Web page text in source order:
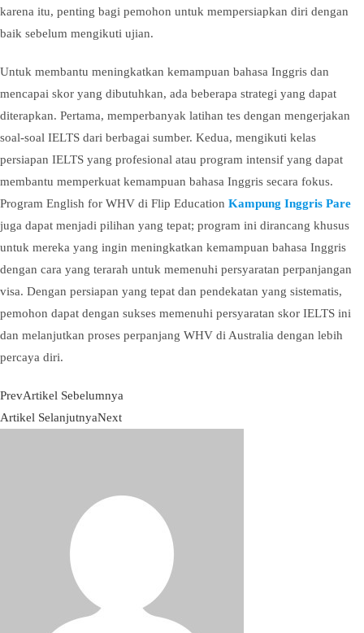
karena itu, penting bagi pemohon untuk mempersiapkan diri dengan
baik sebelum mengikuti ujian.
Untuk membantu meningkatkan kemampuan bahasa Inggris dan
mencapai skor yang dibutuhkan, ada beberapa strategi yang dapat
diterapkan. Pertama, memperbanyak latihan tes dengan mengerjakan
soal-soal IELTS dari berbagai sumber. Kedua, mengikuti kelas
persiapan IELTS yang profesional atau program intensif yang dapat
membantu memperkuat kemampuan bahasa Inggris secara fokus.
Program English for WHV di Flip Education Kampung Inggris Pare
juga dapat menjadi pilihan yang tepat; program ini dirancang khusus
untuk mereka yang ingin meningkatkan kemampuan bahasa Inggris
dengan cara yang terarah untuk memenuhi persyaratan perpanjangan
visa. Dengan persiapan yang tepat dan pendekatan yang sistematis,
pemohon dapat dengan sukses memenuhi persyaratan skor IELTS ini
dan melanjutkan proses perpanjang WHV di Australia dengan lebih
percaya diri.
PrevArtikel Sebelumnya
Artikel SelanjutnyaNext